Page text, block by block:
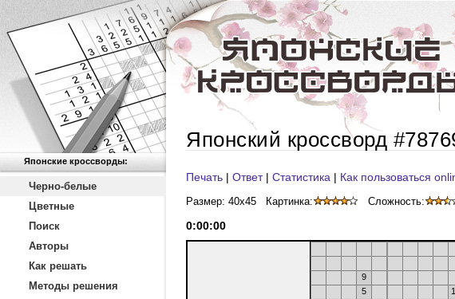
Японские кроссворды:
Черно-белые
Цветные
Поиск
Авторы
Как решать
Методы решения
Японский кроссворд
Печать | Ответ| Статистика | Как пользоваться
Размер: 40x45 Картинка: Сложность:
0:00:00
9
5